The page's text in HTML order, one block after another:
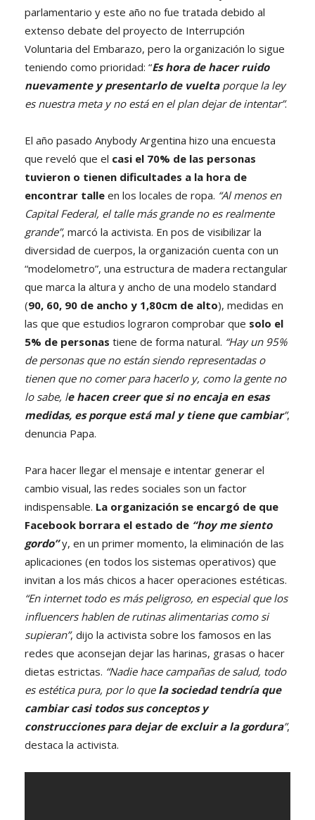
parlamentario y este año no fue tratada debido al
extenso debate del proyecto de Interrupción
Voluntaria del Embarazo, pero la organización lo sigue
teniendo como prioridad: “Es hora de hacer ruido
nuevamente y presentarlo de vueltaporque la ley
es nuestra meta y no está en el plan dejar de intentar”.
El año pasado Anybody Argentina hizo una encuesta
que reveló que el casi el 70% de las personas
tuvieron o tienen dificultades a la hora de
encontrar talle en los locales de ropa. “Al menos en
Capital Federal, el talle más grande no es realmente
grande”, marcó la activista. En pos de visibilizar la
diversidad de cuerpos, la organización cuenta con un
“modelometro”, una estructura de madera rectangular
que marca la altura y ancho de una modelo standard
(90, 60, 90 de ancho y 1,80cm de alto), medidas en
las que que estudios lograron comprobar que solo el
5% de personas tiene de forma natural. “Hay un 95%
de personas que no están siendo representadas o
tienen que no comer para hacerlo y, como la gente no
lo sabe, le hacen creer que si no encaja en esas
medidas, es porque está mal y tiene que cambiar”,
denuncia Papa.
Para hacer llegar el mensaje e intentar generar el
cambio visual, las redes sociales son un factor
indispensable. La organización se encargó de que
Facebook borrara el estado de “hoy me siento
gordo”y, en un primer momento, la eliminación de las
aplicaciones (en todos los sistemas operativos) que
invitan a los más chicos a hacer operaciones estéticas.
“En internet todo es más peligroso, en especial que los
influencers hablen de rutinas alimentarias como si
supieran”, dijo la activista sobre los famosos en las
redes que aconsejan dejar las harinas, grasas o hacer
dietas estrictas. “Nadie hace campañas de salud, todo
es estética pura, por lo que la sociedad tendría que
cambiar casi todos sus conceptos y
construcciones para dejar de excluir a la gordura”,
destaca la activista.